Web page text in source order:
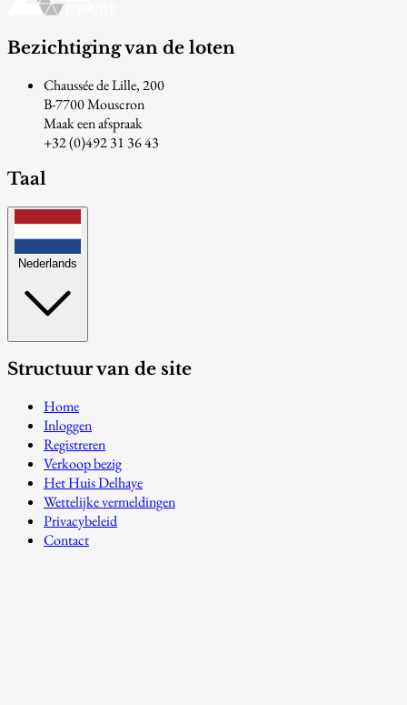
Bezichtiging van de loten
Chaussée de Lille, 200
B-7700 Mouscron
Maak een afspraak
+32 (0)492 31 36 43
Taal
Nederlands
Structuur van de site
Home
Inloggen
Registreren
Verkoop bezig
Het Huis Delhaye
Wettelijke vermeldingen
Privacybeleid
Contact